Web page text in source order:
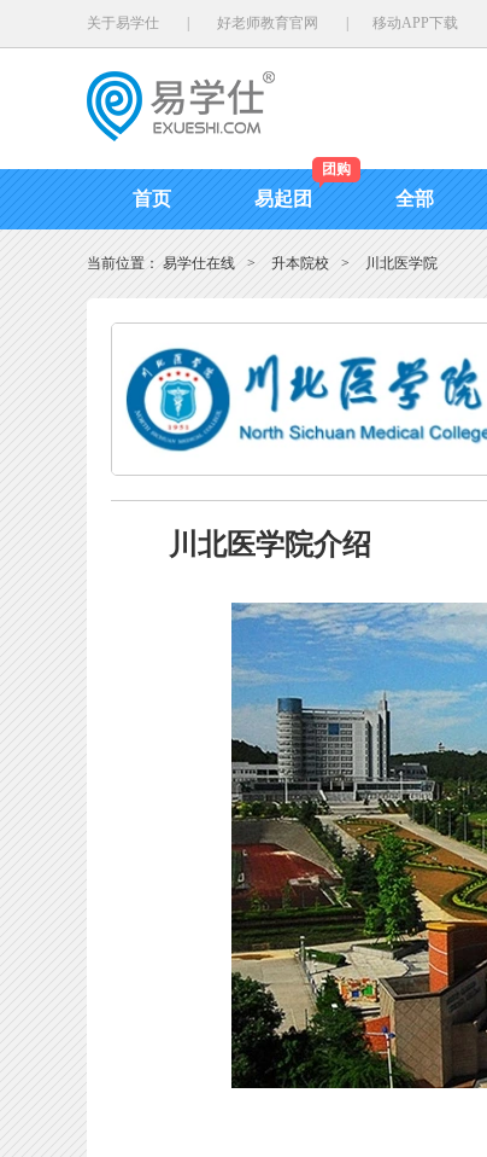
关于易学仕 好老师教育官网 移动APP下载
首页 易起团
团购
全部
当前位置： 易学仕在线 > 升本院校 > 川北医学院
川北医学院介绍